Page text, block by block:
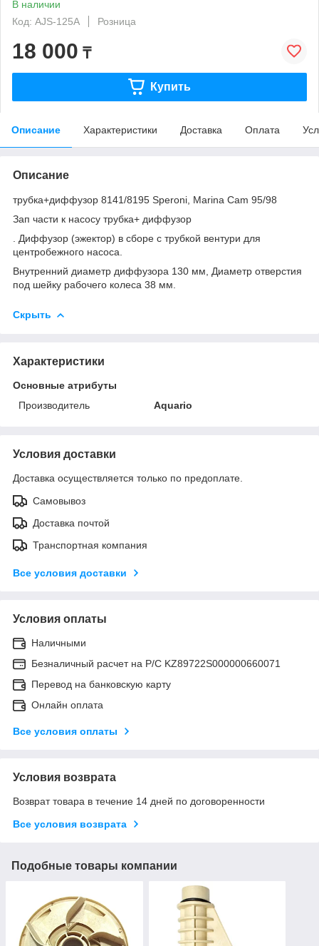
В наличии
Код: AJS-125A
Розница
18 000 ₸
Купить
Описание Характеристики Доставка Оплата
Описание
трубка+диффузор 8141/8195 Speroni, Marina Cam 95/98
Зап части к насосу трубка+ диффузор
. Диффузор (эжектор) в сборе с трубкой вентури для
центробежного насоса.
Внутренний диаметр диффузора 130 мм, Диаметр отверстия
под шейку рабочего колеса 38 мм.
Скрыть
Характеристики
Основные атрибуты
Производитель
Aquario
Условия доставки
Доставка осуществляется только по предоплате.
Самовывоз
Доставка почтой
Транспортная компания
Все условия доставки
Условия оплаты
Наличными
Безналичный расчет на Р/С KZ89722S000000660071
Перевод на банковскую карту
Онлайн оплата
Все условия оплаты
Условия возврата
Возврат товара в течение 14 дней по договоренности
Все условия возврата
Подобные товары компании